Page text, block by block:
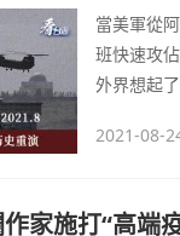
當美軍從
班快速攻
外界想起
到越南訪
2021-08-
家施打“高端